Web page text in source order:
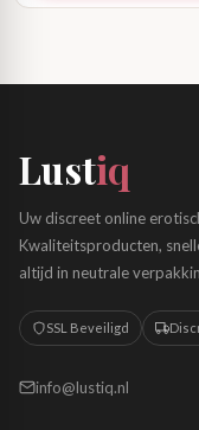
Lustiq
Uw discreet online
Kwaliteitsproducten,
altijd in neutrale
SSL Beveiligd
info@lustiq.nl